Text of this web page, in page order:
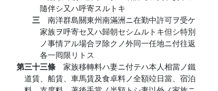
隨伴シ又ハ呼寄スルトキ
三 南洋群島關東州南滿洲ニ在勤中許可ヲ受ケ
家族ヲ呼寄セ又ハ歸朝セシムルトキ但シ特別
ノ事情アル場合ヲ除クノ外同一任地ニ付往返
各一囘限リトス
第三十三條 家族移轉料ハ妻ニ付テハ本人相當ノ鐵
道賃、船賃、車馬賃及食卓料ノ全額竝日當、宿泊